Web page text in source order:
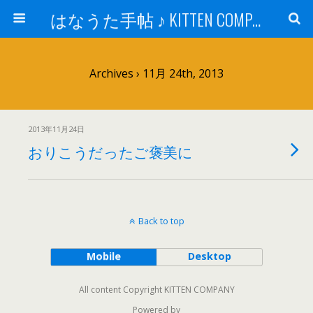
はなうた手帖 ♪ KITTEN COMPANY
Archives › 11月 24th, 2013
2013年11月24日
おりこうだったご褒美に
Back to top
Mobile Desktop
All content Copyright KITTEN COMPANY
Powered by